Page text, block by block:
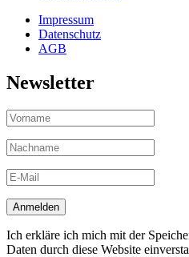
Impressum
Datenschutz
AGB
Newsletter
Ich erkläre ich mich mit der
Daten durch diese Website